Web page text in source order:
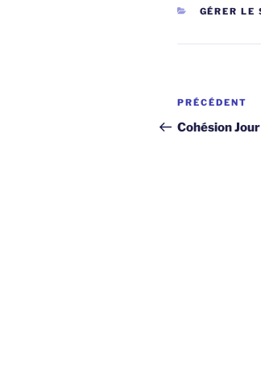
GÉRER LE
de
Article
précédent
PRÉCÉDENT
Cohésion